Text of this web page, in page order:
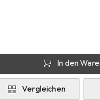
In den
Vergleichen